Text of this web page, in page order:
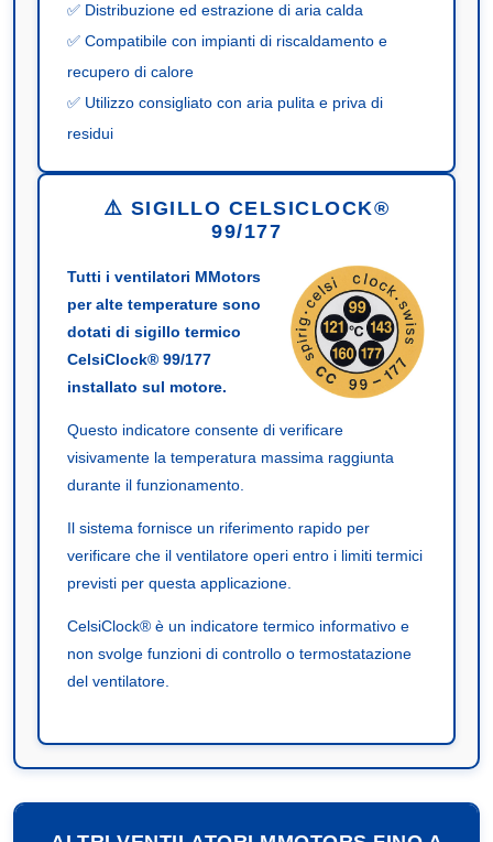
✅ Distribuzione ed estrazione di aria calda
✅ Compatibile con impianti di riscaldamento e
recupero di calore
✅ Utilizzo consigliato con aria pulita e priva di
residui
⚠️ SIGILLO CELSICLOCK®
99/177
Tutti i ventilatori MMotors
per alte temperature sono
dotati di sigillo termico
CelsiClock® 99/177
installato sul motore.
Questo indicatore consente di verificare
visivamente la temperatura massima raggiunta
durante il funzionamento.
Il sistema fornisce un riferimento rapido per
verificare che il ventilatore operi entro i limiti termici
previsti per questa applicazione.
CelsiClock® è un indicatore termico informativo e
non svolge funzioni di controllo o termostatazione
del ventilatore.